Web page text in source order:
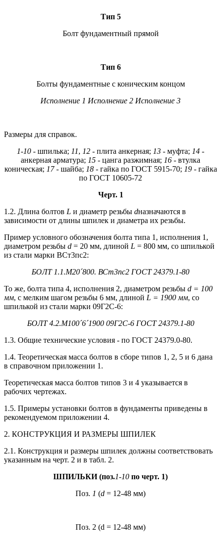
Тип 5
Болт фундаментный прямой
Тип 6
Болты фундаментные с коническим концом
Исполнение 1 Исполнение 2 Исполнение 3
Размеры для справок.
1-10 - шпилька; 11, 12 - плита анкерная; 13 - муфта; 14 -
анкерная арматура; 15 - цанга разжимная; 16 - втулка
коническая; 17- шайба; 18- гайка по ГОСТ 5915-70; 19- гайка
по ГОСТ 10605-72
Черт. 1
1.2. Длина болтов L и диаметр резьбы dназначаются в
зависимости от длины шпилек и диаметра их резьбы.
Пример условного обозначения болта типа 1, исполнения 1,
диаметром резьбы d = 20 мм, длиной L = 800 мм, со шпилькой
из стали марки ВСт3пс2:
БОЛТ 1.1.М20´800. ВСт3пс2 ГОСТ 24379.1-80
То же, болта типа 4, исполнения 2, диаметром резьбы d = 100
мм, с мелким шагом резьбы 6 мм, длиной L = 1900 мм, со
шпилькой из стали марки 09Г2С-6:
БОЛТ 4.2.М100´6´1900 09Г2С-6 ГОСТ 24379.1-80
1.3. Общие технические условия - по ГОСТ 24379.0-80.
1.4. Теоретическая масса болтов в сборе типов 1, 2, 5 и 6 дана
в справочном приложении 1.
Теоретическая масса болтов типов 3 и 4 указывается в
рабочих чертежах.
1.5. Примеры установки болтов в фундаменты приведены в
рекомендуемом приложении 4.
2. КОНСТРУКЦИЯ И РАЗМЕРЫ ШПИЛЕК
2.1. Конструкция и размеры шпилек должны соответствовать
указанным на черт. 2 и в табл. 2.
ШПИЛЬКИ (поз.1-10 по черт. 1)
Поз. 1 (d = 12-48 мм)
Поз. 2 (d = 12-48 мм)